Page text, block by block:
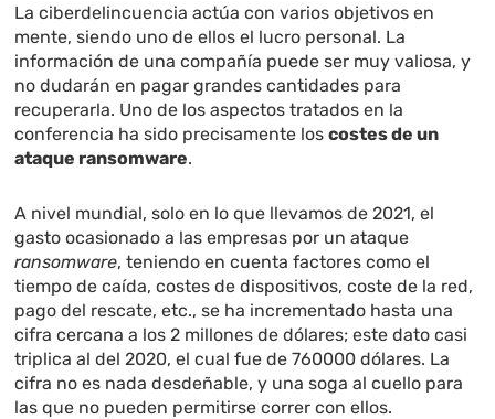
La ciberdelincuencia actúa con varios objetivos en
mente, siendo uno de ellos el lucro personal. La
información de una compañía puede ser muy valiosa, y
no dudarán en pagar grandes cantidades para
recuperarla. Uno de los aspectos tratados en la
conferencia ha sido precisamente loscostes de un
ataque ransomware.
A nivel mundial, solo en lo que llevamos de 2021, el
gasto ocasionado a las empresas por un ataque
ransomware, teniendo en cuenta factores como el
tiempo de caída, costes de dispositivos, coste de la red,
pago del rescate, etc., se ha incrementado hasta una
cifra cercana a los 2 millones de dólares; este dato casi
triplica al del 2020, el cual fue de 760000 dólares. La
cifra no es nada desdeñable, y una soga al cuello para
las que no pueden permitirse correr con ellos.